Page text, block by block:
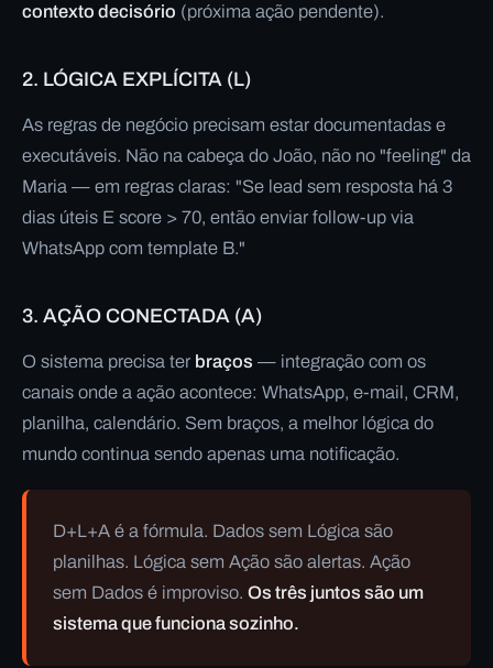
contexto decisório (próxima ação pendente).
2. LÓGICA EXPLÍCITA (L)
As regras de negócio precisam estar documentadas e
executáveis. Não na cabeça do João, não no "feeling" da
Maria — em regras claras: "Se lead sem resposta há 3
dias úteis E score > 70, então enviar follow-up via
WhatsApp com template B."
3. AÇÃO CONECTADA (A)
O sistema precisa ter braços — integração com os
canais onde a ação acontece: WhatsApp, e-mail, CRM,
planilha, calendário. Sem braços, a melhor lógica do
mundo continua sendo apenas uma notificação.
D+L+A é a fórmula. Dados sem Lógica são
planilhas. Lógica sem Ação são alertas. Ação
sem Dados é improviso. Os três juntos são um
sistema que funciona sozinho.